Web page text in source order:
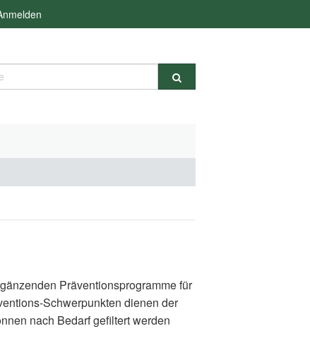
Präventionsprogramme für
Schwerpunkten dienen der
nach Bedarf gefiltert werden